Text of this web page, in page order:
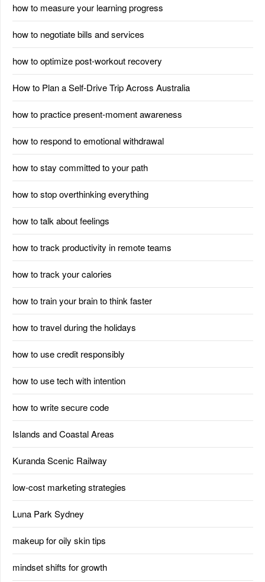
how to measure your learning progress
how to negotiate bills and services
how to optimize post-workout recovery
How to Plan a Self-Drive Trip Across Australia
how to practice present-moment awareness
how to respond to emotional withdrawal
how to stay committed to your path
how to stop overthinking everything
how to talk about feelings
how to track productivity in remote teams
how to track your calories
how to train your brain to think faster
how to travel during the holidays
how to use credit responsibly
how to use tech with intention
how to write secure code
Islands and Coastal Areas
Kuranda Scenic Railway
low-cost marketing strategies
Luna Park Sydney
makeup for oily skin tips
mindset shifts for growth